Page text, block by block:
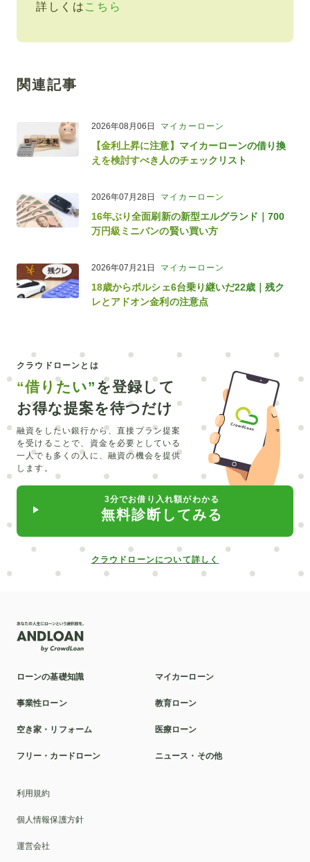
詳しくは こちら
関連記事
2026年08月06日 マイカーローン
【金利上昇に注意】マイカーローンの借り換
えを検討すべき人のチェックリスト
2026年07月28日 マイカーローン
16年ぶり全面刷新の新型エルグランド｜700
万円級ミニバンの賢い買い方
2026年07月21日 マイカーローン
18歳からポルシェ6台乗り継いだ22歳｜残ク
レとアドオン金利の注意点
クラウドローンとは
“借りたい” を登録して
お得な提案を待つだけ
融資をしたい銀行から、直接プラン提案
を受けることで、 資金を必要としている
一人でも多くの人に、融資の機会を提供
します。
3分でお借り入れ額がわかる
無料診断してみる
クラウドローンについて詳しく
ローンの基礎知識 マイカーローン
事業性ローン 教育ローン
空き家・リフォーム 医療ローン
フリー・カードローン ニュース・その他
利用規約
個人情報保護方針
運営会社